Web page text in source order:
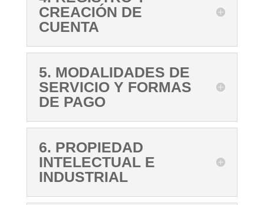
CREACIÓN DE
CUENTA
5. MODALIDADES DE
SERVICIO Y FORMAS
DE PAGO
6. PROPIEDAD
INTELECTUAL E
INDUSTRIAL